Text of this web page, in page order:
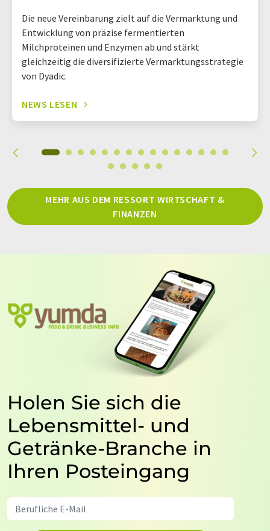
Die neue Vereinbarung zielt auf die Vermarktung und
Entwicklung von präzise fermentierten
Milchproteinen und Enzymen ab und stärkt
gleichzeitig die diversifizierte Vermarktungsstrategie
von Dyadic.
NEWS LESEN
MEHR AUS DEM RESSORT WIRTSCHAFT &
FINANZEN
Holen Sie sich die
Lebensmittel- und
Getränke-Branche in
Ihren Posteingang